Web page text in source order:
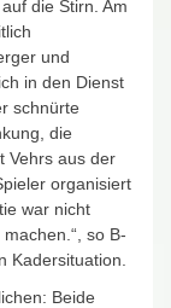
die Stirn. Am
und
in den Dienst
schnürte
die
Vehrs aus der
organisiert
war nicht
so B-
Kadersituation.
Beide